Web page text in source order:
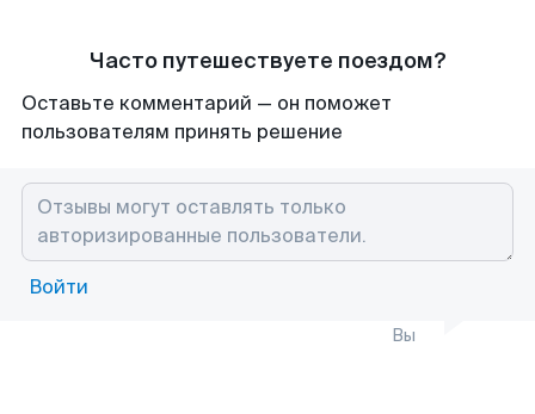
Часто путешествуете поездом?
Оставьте комментарий — он поможет
пользователям принять решение
Войти
Вы